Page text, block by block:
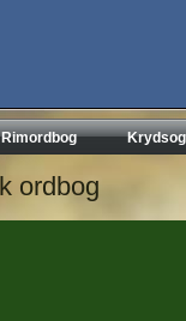
Rimordbog
ordbog